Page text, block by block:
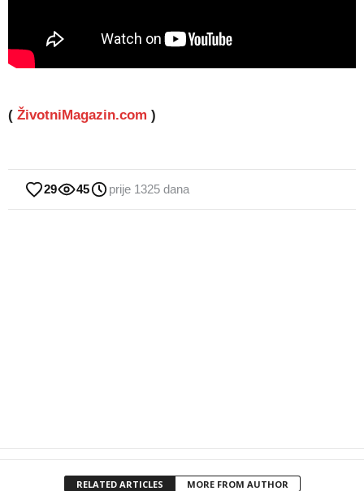
( ŽivotniMagazin.com )
29 45 prije 1325 dana
RELATED ARTICLES MORE FROM AUTHOR